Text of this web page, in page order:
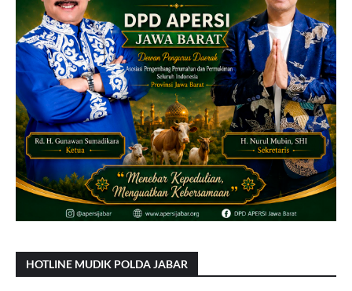
HOTLINE MUDIK POLDA JABAR